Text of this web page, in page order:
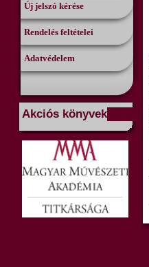
Új jelszó kérése
Rendelés feltételei
Adatvédelem
Akciós könyvek